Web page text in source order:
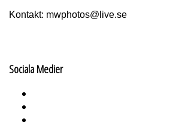
Kontakt: mwphotos@live.se
Sociala Medier